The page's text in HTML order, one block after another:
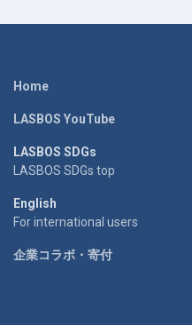
Home
LASBOS YouTube
LASBOS SDGs
LASBOS SDGs top
English
For international users
企業コラボ・寄付